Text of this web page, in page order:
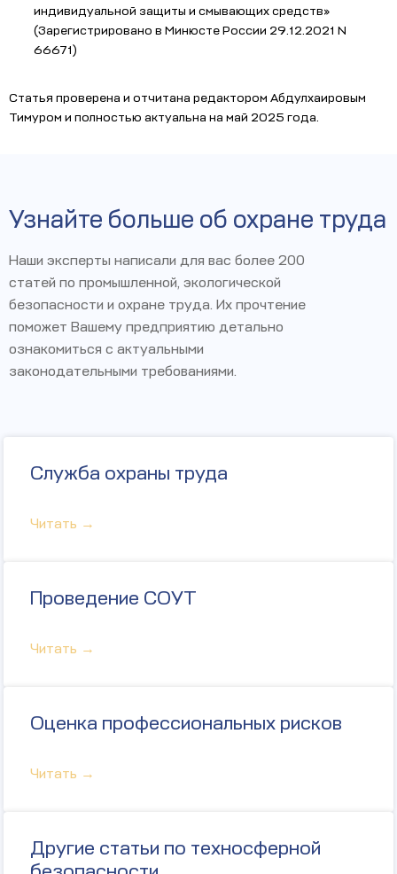
индивидуальной защиты и смывающих средств»
(Зарегистрировано в Минюсте России 29.12.2021 N
66671)
Статья проверена и отчитана редактором Абдулхаировым
Тимуром и полностью актуальна на май 2025 года.
Узнайте больше об охране труда
Наши эксперты написали для вас более 200
статей по промышленной, экологической
безопасности и охране труда. Их прочтение
поможет Вашему предприятию детально
ознакомиться с актуальными
законодательными требованиями.
Служба охраны труда
Читать →
Проведение СОУТ
Читать →
Оценка профессиональных рисков
Читать →
Другие статьи по техносферной